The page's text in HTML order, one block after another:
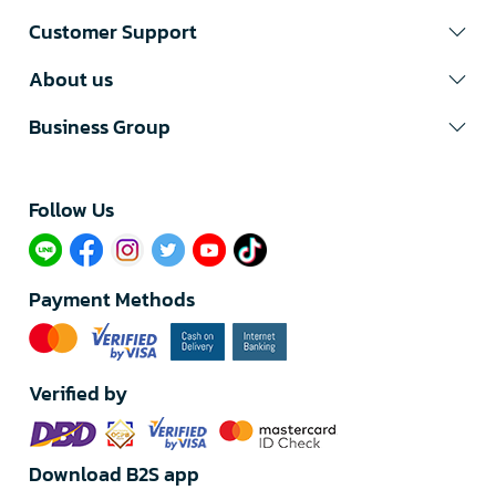
Customer Support
About us
Business Group
Follow Us​
Payment Methods
Verified by
Download B2S app